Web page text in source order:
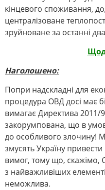
кінцевого споживання,
централізоване
зруйноване за останні
Наголошено:
Попри надскладні для
процедура ОВД досі має
вимагає Директива 2011/
закорумпована, що в
до особливого злочину!
змусять Україну привести
вимог, тому що, скажімо,
з найважливіших
неможлива.